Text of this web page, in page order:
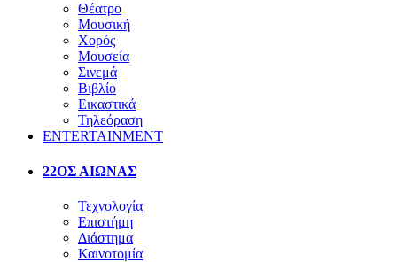
Θέατρο
Μουσική
Χορός
Μουσεία
Σινεμά
Βιβλίο
Εικαστικά
Τηλεόραση
ENTERTAINMENT
22ΟΣ ΑΙΩΝΑΣ
Τεχνολογία
Επιστήμη
Διάστημα
Καινοτομία